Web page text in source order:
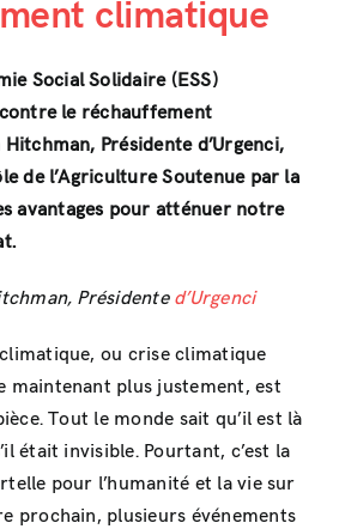
climatique
Social Solidaire (ESS)
le réchauffement
Présidente d’Urgenci,
de l’Agriculture Soutenue par la
avantages pour atténuer notre
Présidente d’Urgenci
ou crise climatique
maintenant plus justement, est
Tout le monde sait qu’il est là
était invisible. Pourtant, c’est la
pour l’humanité et la vie sur
prochain, plusieurs événements